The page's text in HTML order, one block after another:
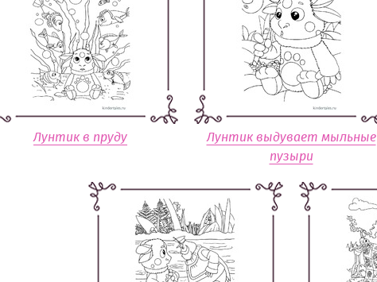
Лунтик в пруду
Лунтик выдувает мыльные
пузыри